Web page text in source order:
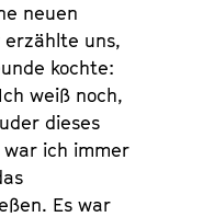
neuen
erzählte uns,
kochte:
weiß noch,
dieses
ich immer
Es war